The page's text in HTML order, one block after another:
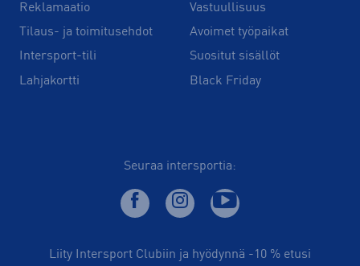
Reklamaatio
Tilaus- ja toimitusehdot
Intersport-tili
Lahjakortti
Vastuullisuus
Avoimet työpaikat
Suositut sisällöt
Black Friday
Seuraa intersportia:
Liity Intersport Clubiin ja hyödynnä -10 % etusi